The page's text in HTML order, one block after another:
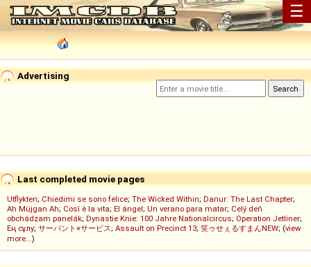
☰
Advertising
Last completed movie pages
Utflykten; Chiedimi se sono felice; The Wicked Within; Danur: The Last Chapter;
Ah Müjgan Ah; Così è la vita; El ángel; Un verano para matar; Celý deň
obchádzam panelák; Dynastie Knie: 100 Jahre Nationalcircus; Operation Jetliner;
Ең сұлу; サーバント×サービス; Assault on Precinct 13; 笑ゥせぇるすまんNEW; (view
more...)